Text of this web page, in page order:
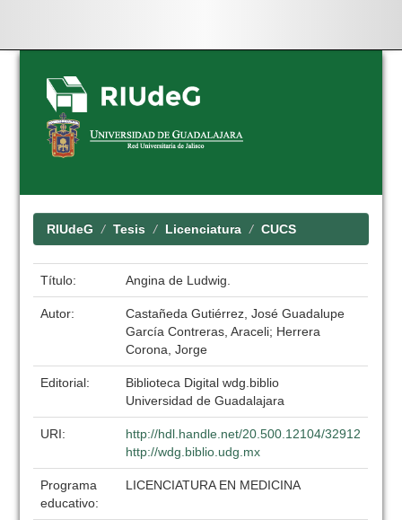
Skip
navigation
RIUdeG Tesis Licenciatura CUCS
Título: Angina de Ludwig.
Autor:
Castañeda Gutiérrez, José Guadalupe
García Contreras, Araceli; Herrera
Corona, Jorge
Editorial:
Biblioteca Digital wdg.biblio
Universidad de Guadalajara
URI:
http://hdl.handle.net/20.500.12104/32912
http://wdg.biblio.udg.mx
Programa
educativo:
LICENCIATURA EN MEDICINA